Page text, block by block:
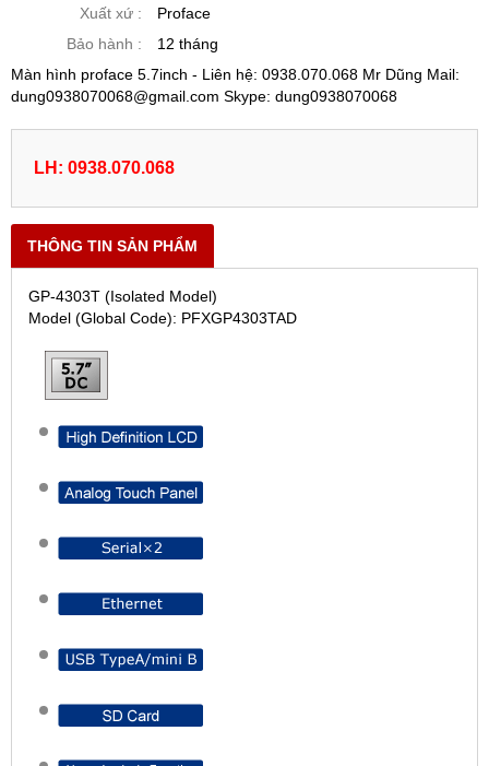
Xuất xứ :
Proface
Bảo hành :
12 tháng
Màn hình proface 5.7inch - Liên hệ: 0938.070.068 Mr Dũng Mail:
dung0938070068@gmail.com Skype: dung0938070068
LH: 0938.070.068
THÔNG TIN SẢN PHẨM
GP-4303T (Isolated Model)
Model (Global Code): PFXGP4303TAD